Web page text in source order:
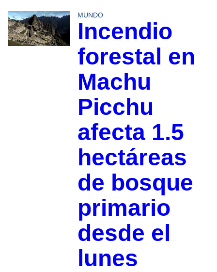
MUNDO
Incendio
forestal en
Machu
Picchu
afecta 1.5
hectáreas
de bosque
primario
desde el
lunes